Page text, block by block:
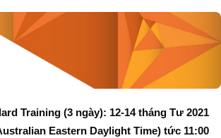
Training (3 ngày): 12-14 tháng Tư 2021
Eastern Daylight Time) tức 11:00